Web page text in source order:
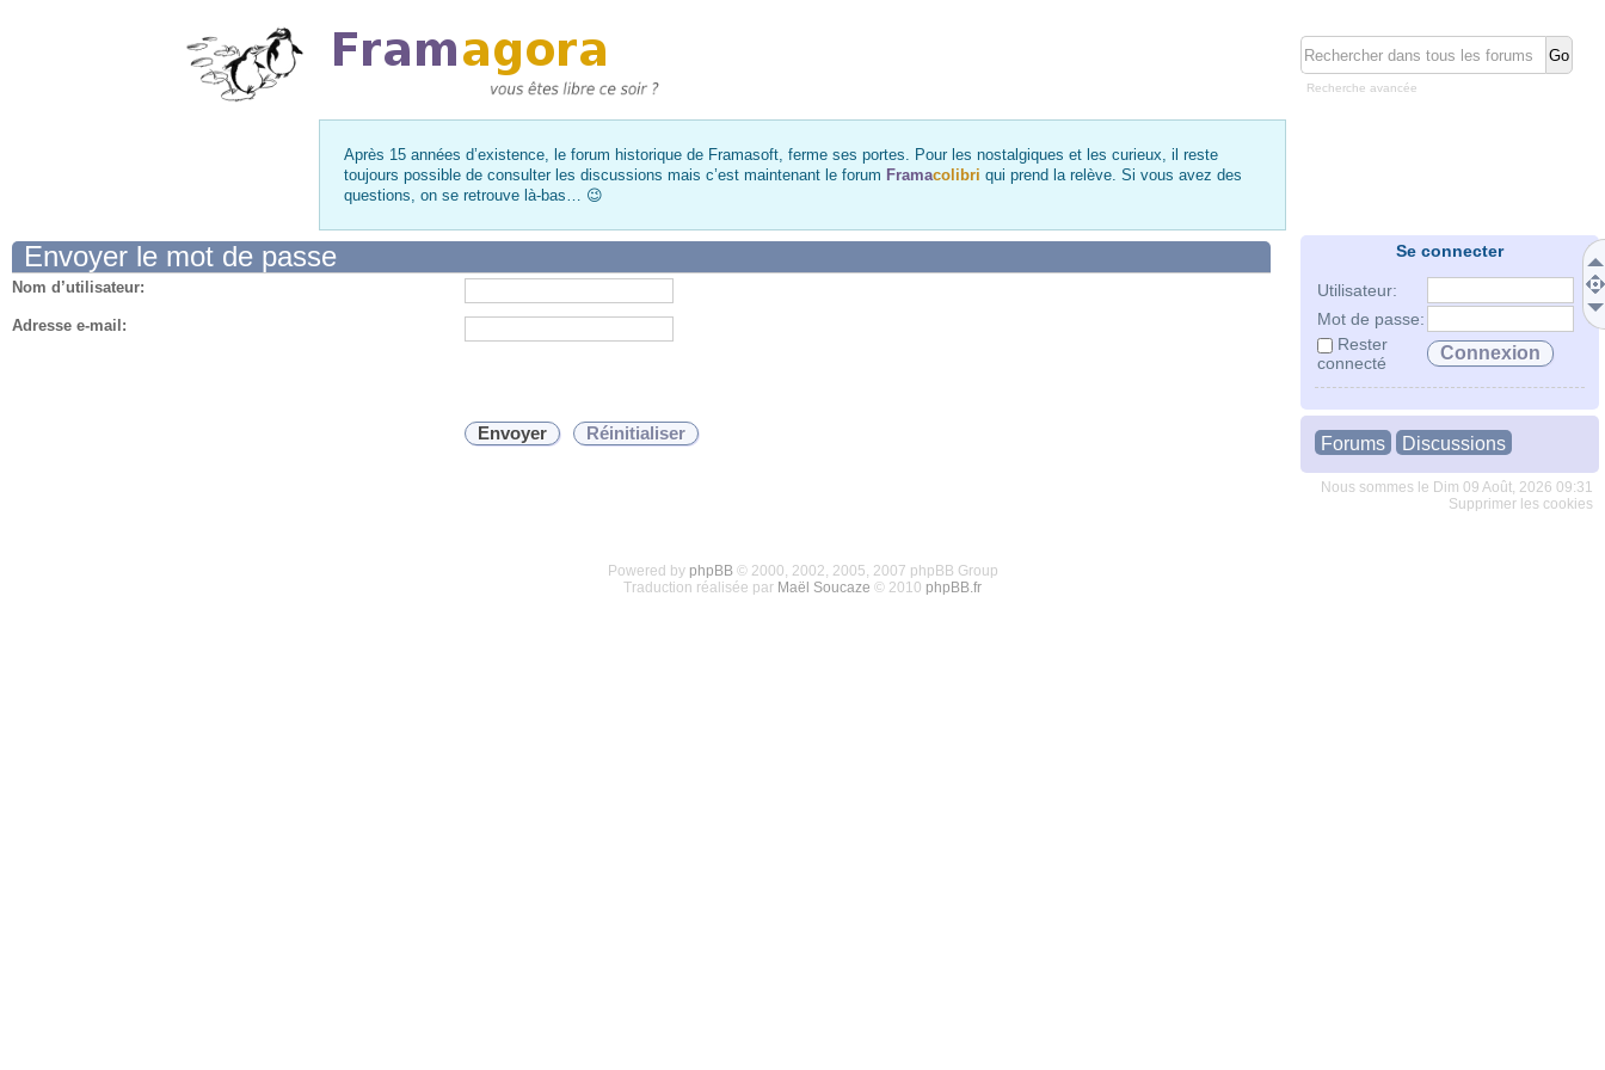
Recherche avancée
Après 15 années d’existence, le forum historique de Framasoft, ferme ses portes. Pour les nostalgiques et les curieux, il reste
toujours possible de consulter les discussions mais c’est maintenant le forum Framacolibri qui prend la relève. Si vous avez des
questions, on se retrouve là-bas… 😉
Se connecter
Utilisateur:
Mot de passe:
Rester
connecté
Forums Discussions
Nous sommes le Dim 09 Août, 2026 09:31
Supprimer les cookies
Envoyer le mot de passe
Nom d’utilisateur:
Adresse e-mail:
Powered by phpBB© 2000, 2002, 2005, 2007 phpBB Group
Traduction réalisée par Maël Soucaze © 2010 phpBB.fr